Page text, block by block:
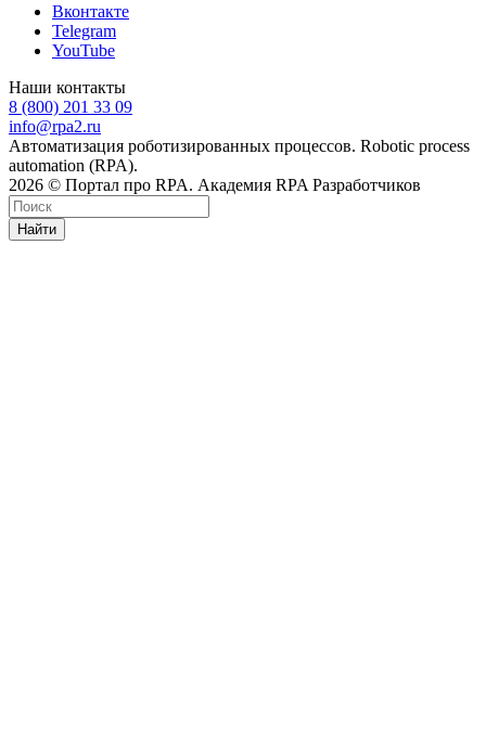
Вконтакте
Telegram
YouTube
Наши контакты
8 (800) 201 33 09
info@rpa2.ru
Автоматизация роботизированных процессов. Robotic process
automation (RPA).
2026 © Портал про RPA. Академия RPA Разработчиков
Найти